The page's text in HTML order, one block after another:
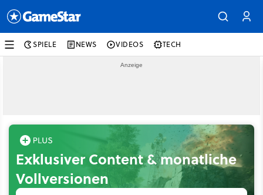
SPIELE NEWS VIDEOS TECH
Exklusiver Content & monatliche
Vollversionen